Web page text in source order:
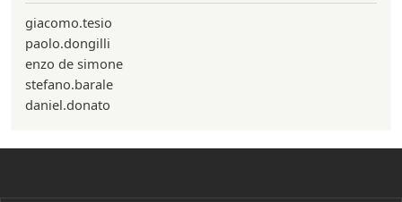
giacomo.tesio
paolo.dongilli
enzo de simone
stefano.barale
daniel.donato